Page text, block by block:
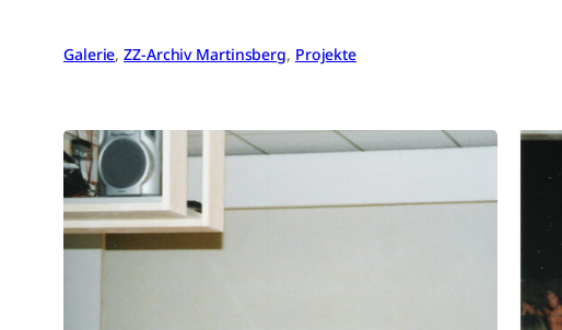
Galerie, ZZ-Archiv Martinsberg, Projekte